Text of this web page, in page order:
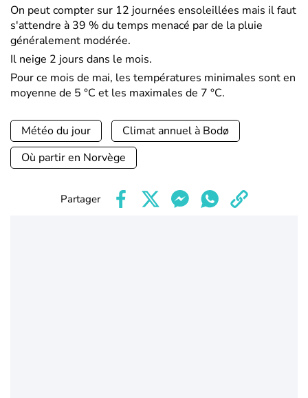
On peut compter sur 12 journées ensoleillées mais il faut
s'attendre à 39 % du temps menacé par de la pluie
généralement modérée.
Il neige 2 jours dans le mois.
Pour ce mois de mai, les températures minimales sont en
moyenne de 5 °C et les maximales de 7 °C.
Météo du jour
Climat annuel à Bodø
Où partir en Norvège
Partager